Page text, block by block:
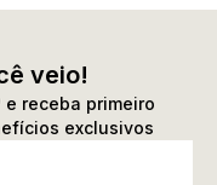
veio!
receba primeiro
exclusivos